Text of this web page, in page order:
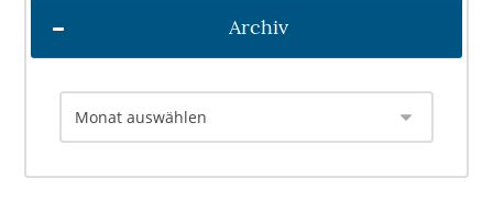
Archiv